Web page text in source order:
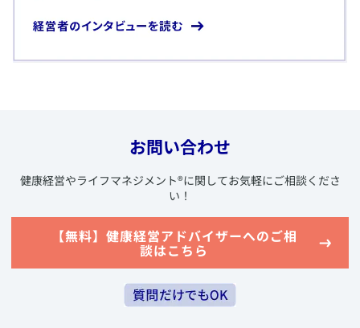
お問い合わせ
​健康経営やライフマネジメント®に関してお気軽にご相談くださ
い！
​【無料】健康経営アドバイザーへのご相
談はこちら